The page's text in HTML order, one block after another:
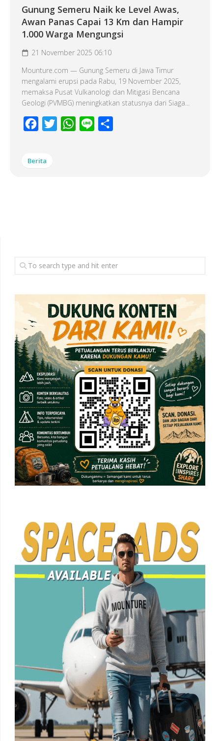
Gunung Semeru Naik ke Level Awas,
Awan Panas Capai 13 Km dan Hampir
1.000 Warga Mengungsi
21 November 2025 06:10
Mounture.com — Gunung Semeru di Jawa Timur
mengalami erupsi pada Rabu, 19 November 2025,
memaksa Pusat Vulkanologi dan Mitigasi Bencana
Geologi (PVMBG) meningkatkan statusnya dari Siaga...
Facebook
Twitter WhatsApp
Line
Berita